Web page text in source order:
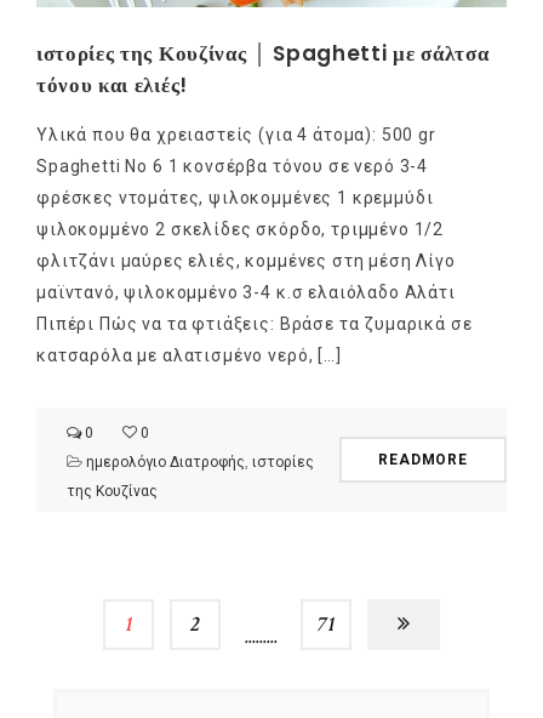
ιστορίες της Κουζίνας │ Spaghetti με σάλτσα
τόνου και ελιές!
Υλικά που θα χρειαστείς (για 4 άτομα): 500 gr
Spaghetti No 6 1 κονσέρβα τόνου σε νερό 3-4
φρέσκες ντομάτες, ψιλοκομμένες 1 κρεμμύδι
ψιλοκομμένο 2 σκελίδες σκόρδο, τριμμένο 1/2
φλιτζάνι μαύρες ελιές, κομμένες στη μέση Λίγο
μαϊντανό, ψιλοκομμένο 3-4 κ.σ ελαιόλαδο Αλάτι
Πιπέρι Πώς να τα φτιάξεις: Βράσε τα ζυμαρικά σε
κατσαρόλα με αλατισμένο νερό, […]
0
0
ημερολόγιο Διατροφής ιστορίες
της Κουζίνας
READMORE
1 2 71